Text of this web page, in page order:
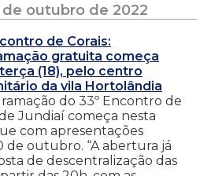
outubro de 2022
de Corais:
gratuita começa
(18), pelo centro
da vila Hortolândia
do 33º Encontro de
Jundiaí começa nesta
com apresentações
de outubro. “A abertura já
de descentralização das